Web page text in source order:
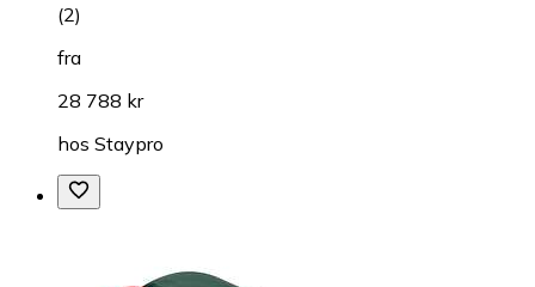
(2)
fra
28 788 kr
hos Staypro